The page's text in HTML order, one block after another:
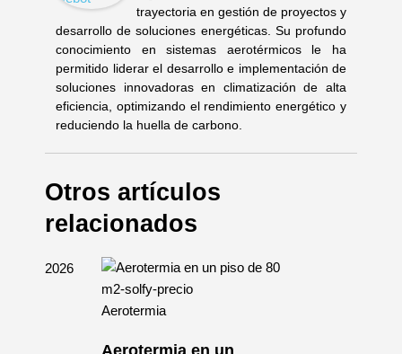
trayectoria en gestión de proyectos y
desarrollo de soluciones energéticas. Su profundo
conocimiento en sistemas aerotérmicos le ha
permitido liderar el desarrollo e implementación de
soluciones innovadoras en climatización de alta
eficiencia, optimizando el rendimiento energético y
reduciendo la huella de carbono.
Otros artículos
relacionados
Aerotermia
Aerotermia en un